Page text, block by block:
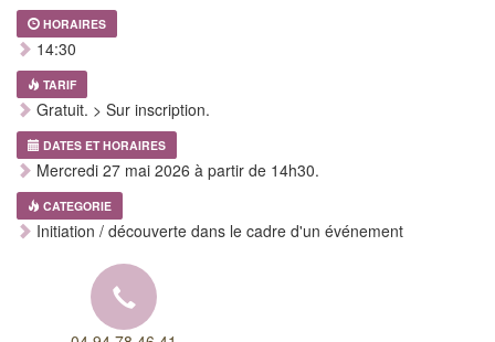
HORAIRES
14:30
TARIF
Gratuit. > Sur inscription.
DATES ET HORAIRES
Mercredi 27 mai 2026 à partir de 14h30.
CATEGORIE
Initiation / découverte dans le cadre d'un événement